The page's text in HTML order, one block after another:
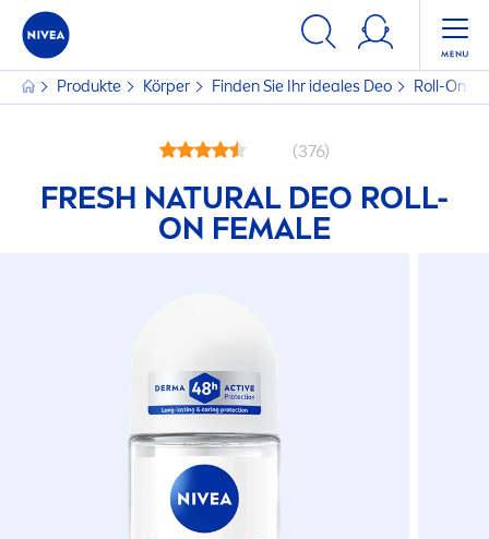
Produkte Körper Finden Sie Ihr ideales Deo Roll-On
(376)
FRESH NATURALDEO ROLL-
ON FEMALE